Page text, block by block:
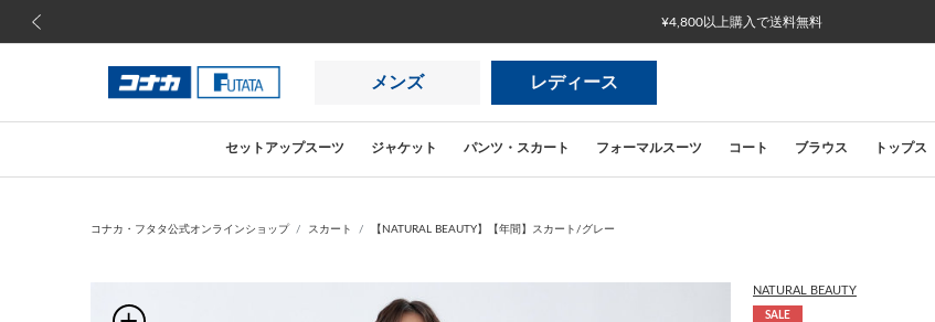
¥4,800以上購入で送料無料
メンズ レディース
セットアップスーツ ジャケット パンツ・スカート フォーマルスーツ コート ブラウス トップス
コナカ・フタタ公式オンラインショップ スカート 【NATURAL BEAUTY】【年間】スカート/グレー
NATURAL BEAUTY
SALE